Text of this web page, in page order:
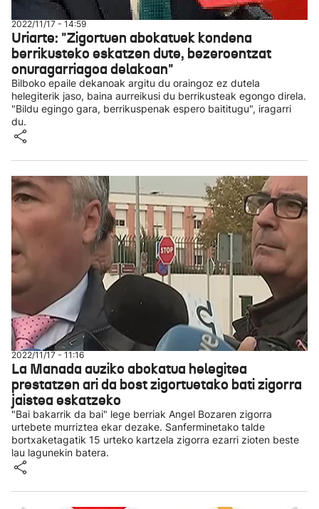
2022/11/17 - 14:59
Uriarte: "Zigortuen abokatuek kondena
berrikusteko eskatzen dute, bezeroentzat
onuragarriagoa delakoan"
Bilboko epaile dekanoak argitu du oraingoz ez dutela
helegiterik jaso, baina aurreikusi du berrikusteak egongo direla.
"Bildu egingo gara, berrikuspenak espero baititugu", iragarri
du.
2022/11/17 - 11:16
La Manada auziko abokatua helegitea
prestatzen ari da bost zigortuetako bati zigorra
jaistea eskatzeko
"Bai bakarrik da bai" lege berriak Angel Bozaren zigorra
urtebete murriztea ekar dezake. Sanferminetako talde
bortxaketagatik 15 urteko kartzela zigorra ezarri zioten beste
lau lagunekin batera.